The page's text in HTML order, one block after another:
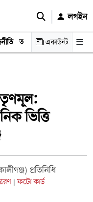
লগইন
অর্থনীতি খেলা বিনোদন
একাউন্ট
তৃণমূল:
ভিত্তি
প্রতিনিধি
| ফটো কার্ড